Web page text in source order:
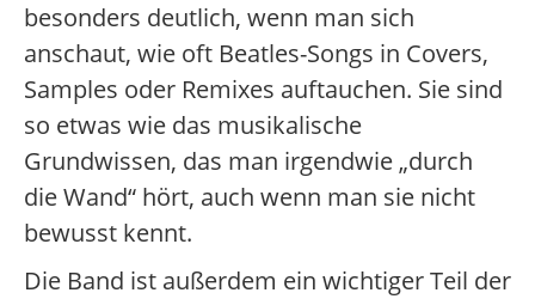
besonders deutlich, wenn man sich
anschaut, wie oft Beatles-Songs in Covers,
Samples oder Remixes auftauchen. Sie sind
so etwas wie das musikalische
Grundwissen, das man irgendwie „durch
die Wand“ hört, auch wenn man sie nicht
bewusst kennt.
Die Band ist außerdem ein wichtiger Teil der